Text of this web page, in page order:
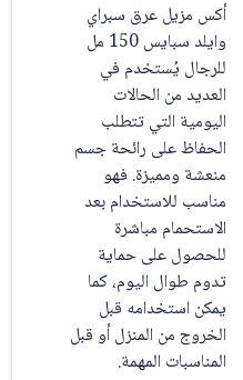
أكس مزيل عرق سبراي
وايلد سبايس 150 مل
للرجال يُستخدم في
العديد من الحالات
اليومية التي تتطلب
الحفاظ على رائحة جسم
منعشة ومميزة. فهو
مناسب للاستخدام بعد
الاستحمام مباشرة
للحصول على حماية
تدوم طوال اليوم، كما
يمكن استخدامه قبل
الخروج من المنزل أو قبل
المناسبات المهمة.